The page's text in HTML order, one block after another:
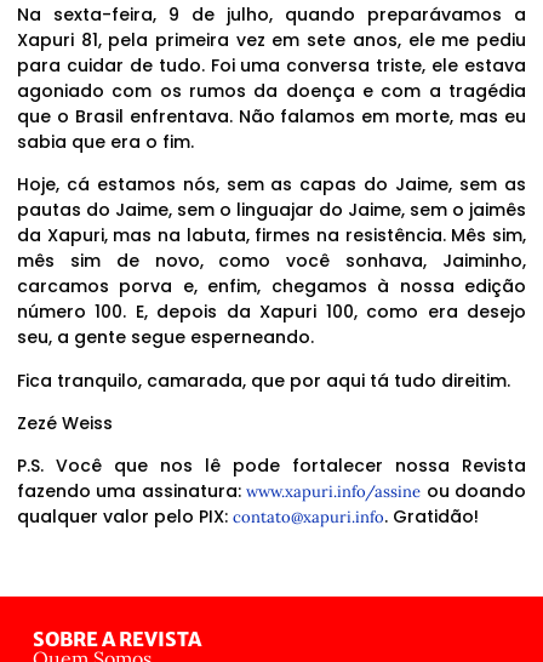
Na sexta-feira, 9 de julho, quando preparávamos a
Xapuri 81, pela primeira vez em sete anos, ele me pediu
para cuidar de tudo. Foi uma conversa triste, ele estava
agoniado com os rumos da doença e com a tragédia
que o Brasil enfrentava. Não falamos em morte, mas eu
sabia que era o fim.
Hoje, cá estamos nós, sem as capas do Jaime, sem as
pautas do Jaime, sem o linguajar do Jaime, sem o jaimês
da Xapuri, mas na labuta, firmes na resistência. Mês sim,
mês sim de novo, como você sonhava, Jaiminho,
carcamos porva e, enfim, chegamos à nossa edição
número 100. E, depois da Xapuri 100, como era desejo
seu, a gente segue esperneando.
Fica tranquilo, camarada, que por aqui tá tudo direitim.
Zezé Weiss
P.S. Você que nos lê pode fortalecer nossa Revista
fazendo uma assinatura:www.xapuri.info/assine ou doando
qualquer valor pelo PIX: contato@xapuri.info. Gratidão!
SOBRE A REVISTA